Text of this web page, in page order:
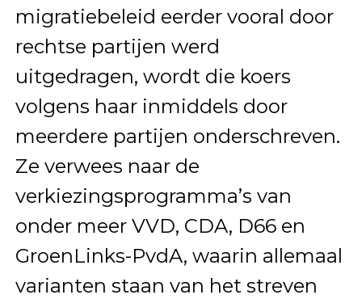
migratiebeleid eerder vooral door
rechtse partijen werd
uitgedragen, wordt die koers
volgens haar inmiddels door
meerdere partijen onderschreven.
Ze verwees naar de
verkiezingsprogramma’s van
onder meer VVD, CDA, D66 en
GroenLinks-PvdA, waarin allemaal
varianten staan van het streven